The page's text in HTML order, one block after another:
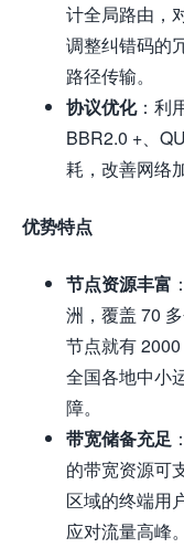
计全局路由，
调整纠错码的
路径传输。
协议优化：利
BBR2.0 +、
耗，改善网络
优势特点
节点资源丰富
洲，覆盖 70
节点就有
全国各地中小
障。
带宽储备充足
的带宽资源可
区域的终端用
应对流量高峰。